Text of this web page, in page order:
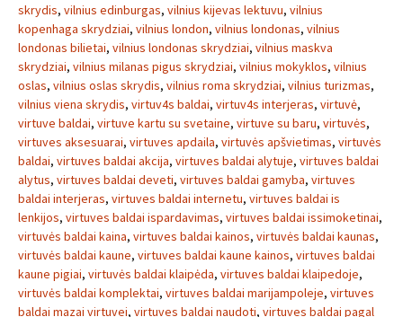
skrydis, vilnius edinburgas, vilnius kijevas lektuvu, vilnius
kopenhaga skrydziai, vilnius london, vilnius londonas, vilnius
londonas bilietai, vilnius londonas skrydziai, vilnius maskva
skrydziai, vilnius milanas pigus skrydziai, vilnius mokyklos, vilnius
oslas, vilnius oslas skrydis, vilnius roma skrydziai, vilnius turizmas,
vilnius viena skrydis, virtuv4s baldai, virtuv4s interjeras, virtuvė,
virtuve baldai, virtuve kartu su svetaine, virtuve su baru, virtuvės,
virtuves aksesuarai, virtuves apdaila, virtuvės apšvietimas, virtuvės
baldai, virtuves baldai akcija, virtuves baldai alytuje, virtuves baldai
alytus, virtuves baldai deveti, virtuves baldai gamyba, virtuves
baldai interjeras, virtuves baldai internetu, virtuves baldai is
lenkijos, virtuves baldai ispardavimas, virtuves baldai issimoketinai,
virtuvės baldai kaina, virtuves baldai kainos, virtuvės baldai kaunas,
virtuvės baldai kaune, virtuves baldai kaune kainos, virtuves baldai
kaune pigiai, virtuvės baldai klaipėda, virtuves baldai klaipedoje,
virtuvės baldai komplektai, virtuves baldai marijampoleje, virtuves
baldai mazai virtuvei, virtuves baldai naudoti, virtuves baldai pagal